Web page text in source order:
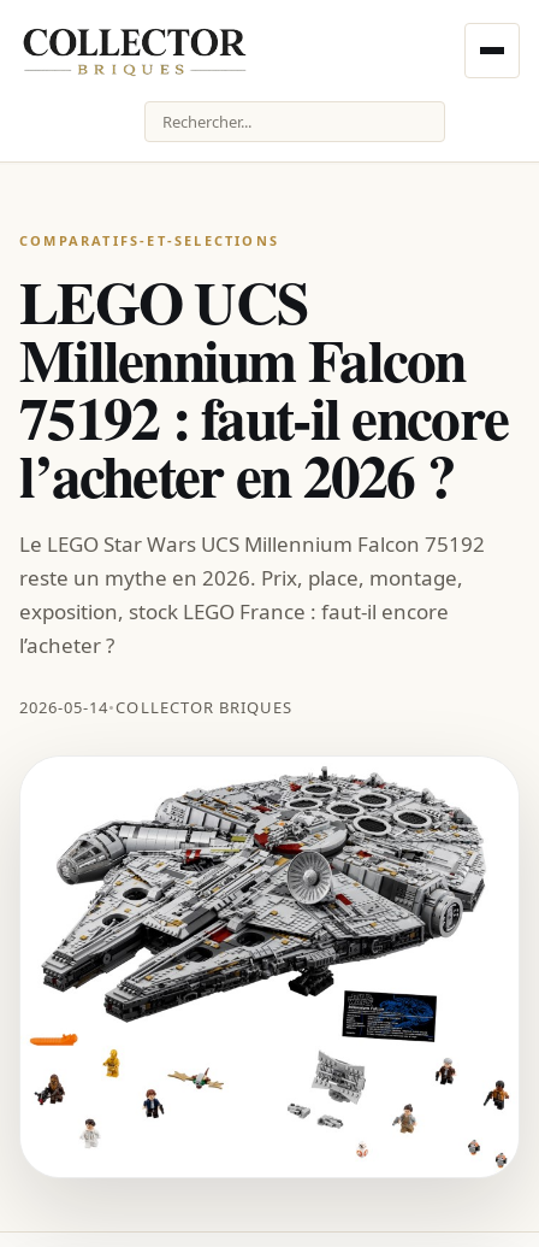
Rechercher
COMPARATIFS-ET-SELECTIONS
LEGO UCS
Millennium Falcon
75192 : faut-il encore
l’acheter en 2026 ?
Le LEGO Star Wars UCS Millennium Falcon 75192
reste un mythe en 2026. Prix, place, montage,
exposition, stock LEGO France : faut-il encore
l’acheter ?
2026-05-14•COLLECTOR BRIQUES